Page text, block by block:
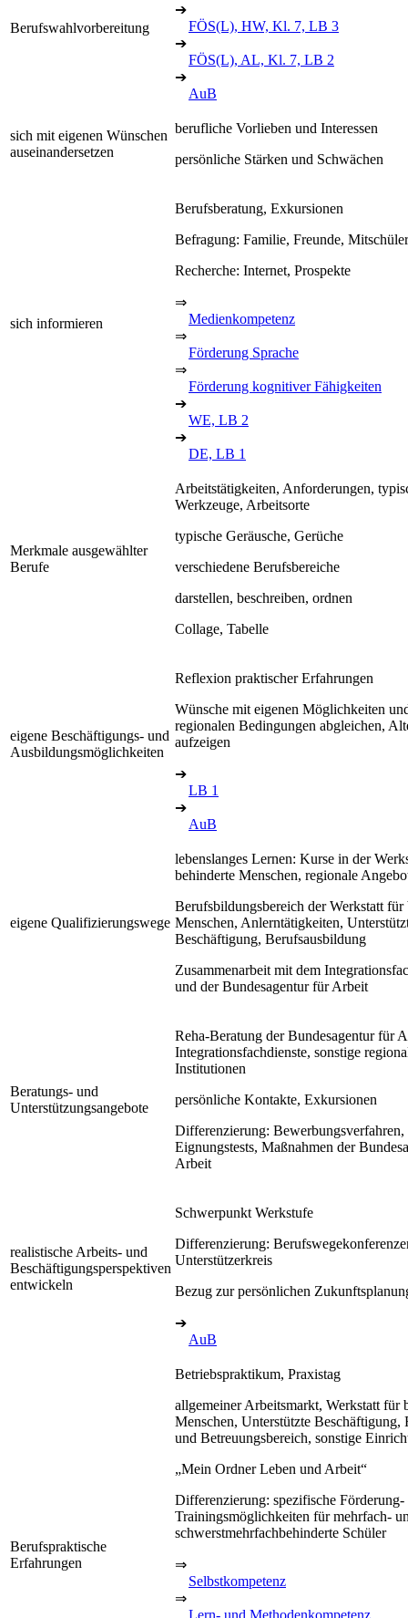
Berufswahlvorbereitung
➔
FÖS(L), HW, Kl. 7, LB 3
➔
FÖS(L), AL, Kl. 7, LB 2
➔
AuB
sich mit eigenen Wünschen
auseinandersetzen
berufliche Vorlieben und Interessen
persönliche Stärken und Schwächen
sich informieren
Berufsberatung, Exkursionen
Befragung: Familie, Freunde, Mitschüler
Recherche: Internet, Prospekte
⇒
Medienkompetenz
⇒
Förderung Sprache
⇒
Förderung kognitiver Fähigkeiten
➔
WE, LB 2
➔
DE, LB 1
Merkmale ausgewählter
Berufe
Arbeitstätigkeiten, Anforderungen,
Werkzeuge, Arbeitsorte
typische Geräusche, Gerüche
verschiedene Berufsbereiche
darstellen, beschreiben, ordnen
Collage, Tabelle
eigene Beschäftigungs- und
Ausbildungsmöglichkeiten
Reflexion praktischer Erfahrungen
Wünsche mit eigenen Möglichkeiten
regionalen Bedingungen abgleichen,
aufzeigen
➔
LB 1
➔
AuB
eigene Qualifizierungswege
lebenslanges Lernen: Kurse in der
behinderte Menschen, regionale
Berufsbildungsbereich der Werkstatt für
Menschen, Anlerntätigkeiten,
Beschäftigung, Berufsausbildung
Zusammenarbeit mit dem
und der Bundesagentur für Arbeit
Beratungs- und
Unterstützungsangebote
Reha-Beratung der Bundesagentur für
Integrationsfachdienste, sonstige
Institutionen
persönliche Kontakte, Exkursionen
Differenzierung: Bewerbungsverfahren,
Eignungstests, Maßnahmen der
Arbeit
realistische Arbeits- und
Beschäftigungsperspektiven
entwickeln
Schwerpunkt Werkstufe
Differenzierung:
Unterstützerkreis
Bezug zur persönlichen
➔
AuB
Berufspraktische
Erfahrungen
Betriebspraktikum, Praxistag
allgemeiner Arbeitsmarkt, Werkstatt für
Menschen, Unterstützte Beschäftigung,
und Betreuungsbereich, sonstige
„Mein Ordner Leben und Arbeit“
Differenzierung: spezifische Förderung-
Trainingsmöglichkeiten für mehrfach-
schwerstmehrfachbehinderte Schüler
⇒
Selbstkompetenz
⇒
Lern- und Methodenkompetenz